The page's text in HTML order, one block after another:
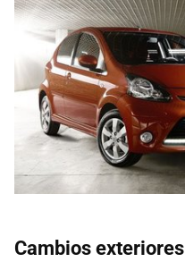
Cambios exteriores